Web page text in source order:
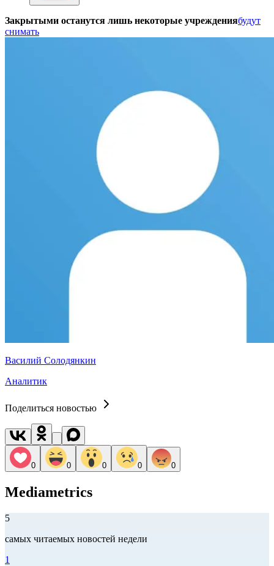
Закрытыми останутся лишь некоторые учреждениябудут
снимать
Василий Солодянкин
Аналитик
Поделиться новостью
0 0 0 0 0
Mediametrics
5
самых читаемых новостей недели
1